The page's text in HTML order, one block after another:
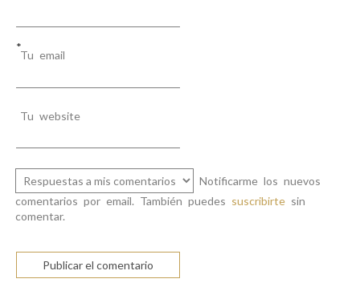
Tu email
*
Tu website
Notificarme los nuevos
comentarios por email. También puedes suscribirte sin
comentar.